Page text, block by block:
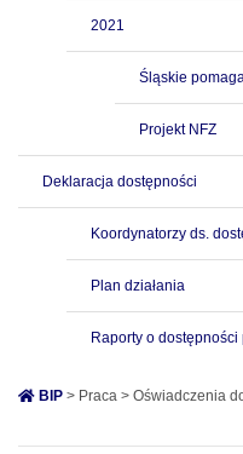
2021
Śląskie
Projekt NFZ
Deklaracja dostępności
Koordynatorzy ds.
Plan działania
Raporty o
BIP > Praca > Oświadczenia